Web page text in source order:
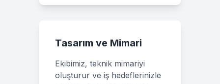
Tasarım ve Mimari
Ekibimiz, teknik mimariyi
oluşturur ve iş hedeflerinizle